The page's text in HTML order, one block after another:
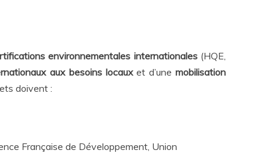
environnementales internationales (HQE,
aux besoins locauxet d’unemobilisation
doivent :
Française de Développement, Union